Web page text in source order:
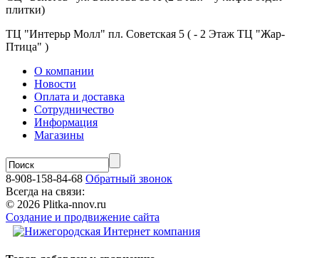
плитки)
ТЦ "Интерьр Молл" пл. Советская 5 ( - 2 Этаж ТЦ "Жар-
Птица" )
О компании
Новости
Оплата и доставка
Сотрудничество
Информация
Магазины
8-908-158-84-68 Обратный звонок
Всегда на связи:
© 2026 Plitka-nnov.ru
Создание и продвижение сайта